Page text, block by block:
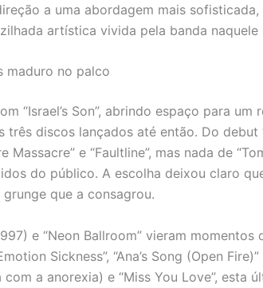
a uma abordagem mais
artística vivida pela banda naquele
maduro no palco
“Israel’s Son”, abrindo espaço para um
três discos lançados até então. Do debut
Massacre” e “Faultline”, mas nada de
do público. A escolha deixou claro
que a consagrou.
e “Neon Ballroom” vieram
Sickness”, “Ana’s Song (Open
a anorexia) e “Miss You Love”, esta